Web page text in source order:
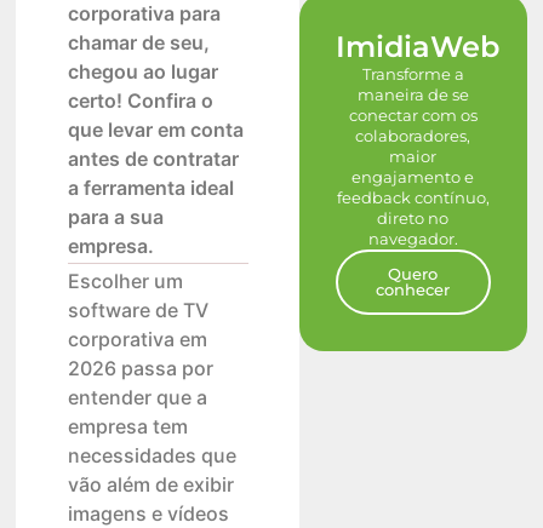
corporativa para
chamar de seu,
chegou ao lugar
certo! Confira o
que levar em conta
antes de contratar
a ferramenta ideal
para a sua
empresa.
Escolher um
software de TV
corporativa em
2026 passa por
entender que a
empresa tem
necessidades que
vão além de exibir
imagens e vídeos
ImidiaWeb
Transforme a
maneira de se
conectar com os
colaboradores,
maior
engajamento e
feedback contínuo,
direto no
navegador.
Quero
conhecer